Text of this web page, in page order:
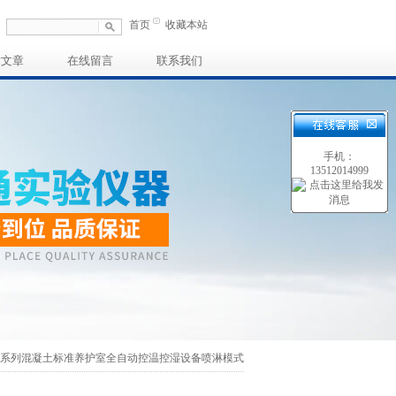
首页 收藏本站
章 在线留言 联系我们
列混凝土标准养护室全自动控温控湿设备喷淋模式
手机：
13512014999